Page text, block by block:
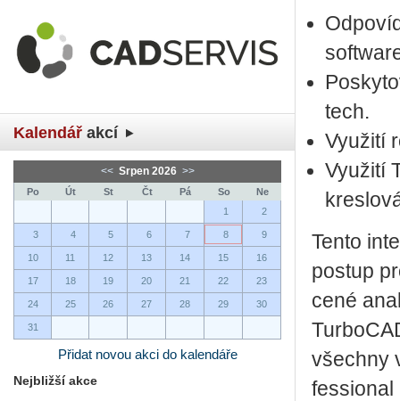
Kalendář akcí
<< Srpen 2026 >>
Po Út St Čt Pá So
Ne
1
2
3 4 5 6 7 8 9
10 11 12 13 14 15 16
17 18 19 20 21 22 23
24 25 26 27 28 29 30
31
Přidat novou akci do kalendáře
Nejbližší akce
tech.
Vy­u­ži­tí
Vy­u­ži­tí
Tento
po­stup
ce­né
všech­ny
fes­si­o­nal